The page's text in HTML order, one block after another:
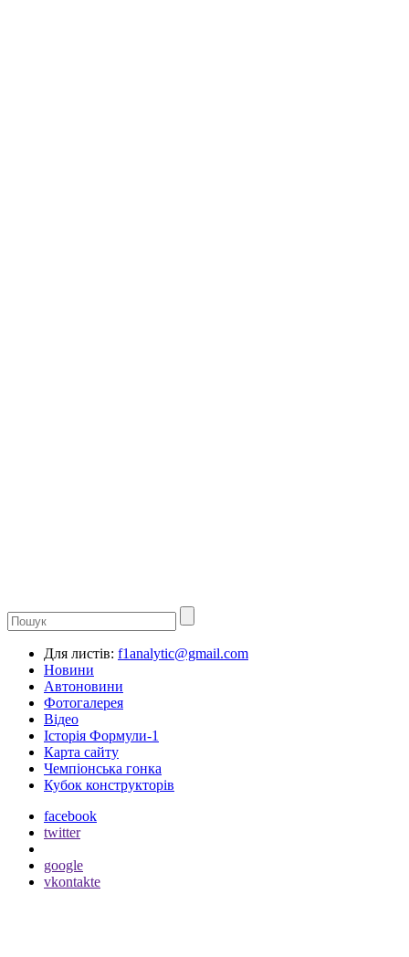
Для листів: f1analytic@gmail.com
Новини
Автоновини
Фотогалерея
Відео
Історія Формули-1
Карта сайту
Чемпіонська гонка
Кубок конструкторів
facebook
twitter
google
vkontakte